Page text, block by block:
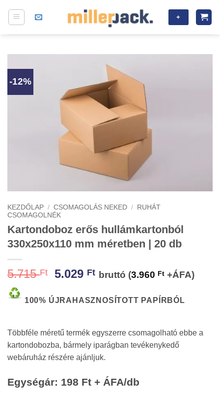
+
-12%
KEZDŐLAP / CSOMAGOLÁS NEKED / RUHÁT
CSOMAGOLNÉK
Kartondoboz erős hullámkartonból
330x250x110 mm méretben | 20 db
5.715Ft
Original
was:
5.029 FtCurrent
is:
bruttó (3.960 Ft +ÁFA)
100% ÚJRAHASZNOSÍTOTT PAPÍRBÓL
Többféle méretű termék egyszerre csomagolható ebbe a
kartondobozba, bármely iparágban tevékenykedő
webáruház részére ajánljuk.
Egységár: 198 Ft + ÁFA/db